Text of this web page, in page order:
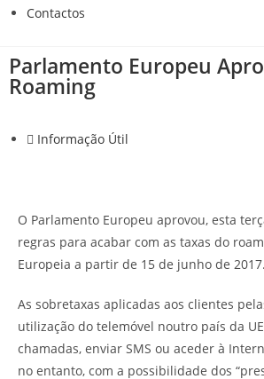
Contactos
Parlamento Europeu
Roaming
Informação Útil
O Parlamento Europeu aprovou, esta
regras para acabar com as taxas do
Europeia a partir de 15 de junho de 2017.
As sobretaxas aplicadas aos clientes
utilização do telemóvel noutro país da
chamadas, enviar SMS ou aceder à
no entanto, com a possibilidade dos